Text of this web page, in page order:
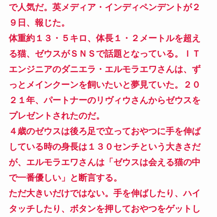
で人気だ。英メディア・インディペンデントが２
９日、報じた。
体重約１３・５キロ、体長１・２メートルを超え
る猫、ゼウスがＳＮＳで話題となっている。ＩＴ
エンジニアのダニエラ・エルモラエワさんは、ず
っとメインクーンを飼いたいと夢見ていた。２０
２１年、パートナーのリヴィウさんからゼウスを
プレゼントされたのだ。
４歳のゼウスは後ろ足で立っておやつに手を伸ば
している時の身長は１３０センチという大きさだ
が、エルモラエワさんは「ゼウスは会える猫の中
で一番優しい」と断言する。
ただ大きいだけではない。手を伸ばしたり、ハイ
タッチしたり、ボタンを押しておやつをゲットし